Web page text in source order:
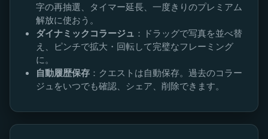
字の再抽選、タイマー延長、一度きりのプレミアム
解放に使おう。
ダイナミックコラージュ ：ドラッグで写真を並べ替
え、ピンチで拡大・回転して完璧なフレーミング
に。
自動履歴保存 ：クエストは自動保存。過去のコラー
ジュをいつでも確認、シェア、削除できます。